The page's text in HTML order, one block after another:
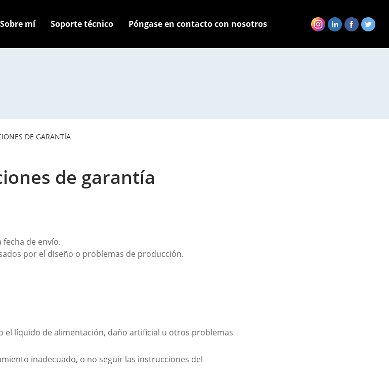
Sobre mí Soporte técnico Póngase en contacto con nosotros
DE GARANTÍA
de garantía
fecha de envío.
por el diseño o problemas de producción.
el líquido de alimentación, daño artificial u otros problemas
inadecuado, o no seguir las instrucciones del